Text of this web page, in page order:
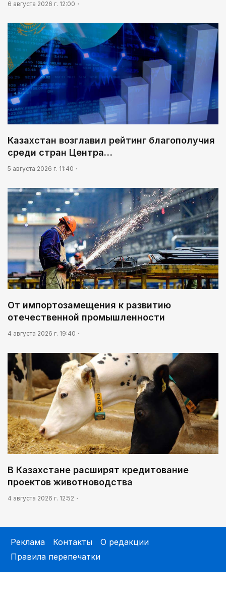
6 августа 2026 г. 12:00
Казахстан возглавил рейтинг благополучия
среди стран Центра…
5 августа 2026 г. 11:40
От импортозамещения к развитию
отечественной промышленности
4 августа 2026 г. 19:40
В Казахстане расширят кредитование
проектов животноводства
4 августа 2026 г. 12:52
Реклама Контакты
О редакции
Правила перепечатки